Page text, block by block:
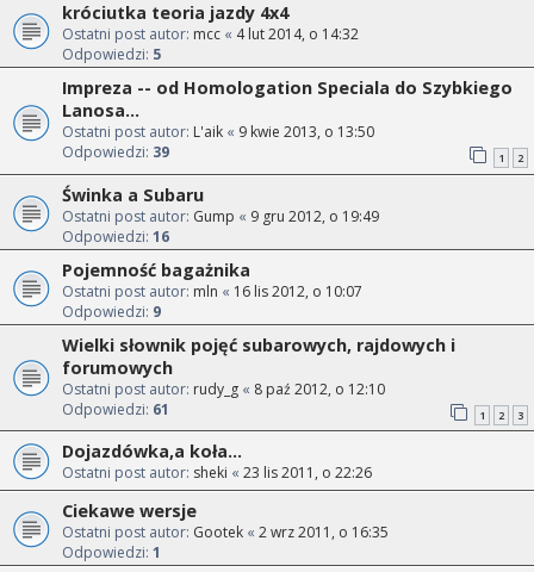
króciutka teoria jazdy 4x4
Ostatni post autor: mcc « 4 lut 2014, o 14:32
Odpowiedzi: 5
Impreza -- od Homologation Speciala do Szybkiego
Lanosa...
Ostatni post autor: L'aik « 9 kwie 2013, o 13:50
Odpowiedzi: 39 1 2
Świnka a Subaru
Ostatni post autor: Gump « 9 gru 2012, o 19:49
Odpowiedzi: 16
Pojemność bagażnika
Ostatni post autor: mln « 16 lis 2012, o 10:07
Odpowiedzi: 9
Wielki słownik pojęć subarowych, rajdowych i
forumowych
Ostatni post autor: rudy_g « 8 paź 2012, o 12:10
Odpowiedzi: 61 1 2 3
Dojazdówka,a koła...
Ostatni post autor: sheki « 23 lis 2011, o 22:26
Ciekawe wersje
Ostatni post autor: Gootek « 2 wrz 2011, o 16:35
Odpowiedzi: 1